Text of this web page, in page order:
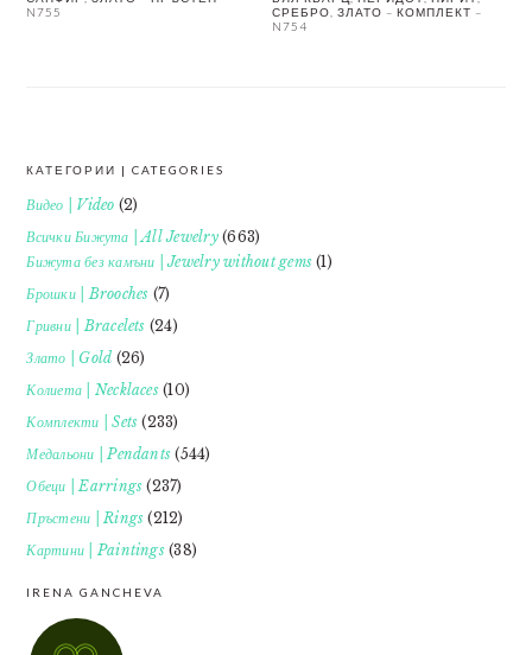
N755
СРЕБРО, ЗЛАТО – КОМПЛЕКТ –
N754
FOOTER
КАТЕГОРИИ | CATEGORIES
Видео | Video (2)
Всички Бижута | All Jewelry(663)
Бижута без камъни | Jewelry without gems (1)
Брошки | Brooches (7)
Гривни | Bracelets (24)
Злато | Gold (26)
Колиета | Necklaces(10)
Комплекти | Sets (233)
Медальони | Pendants (544)
Обеци | Earrings (237)
Пръстени | Rings (212)
Картини | Paintings(38)
IRENA GANCHEVA